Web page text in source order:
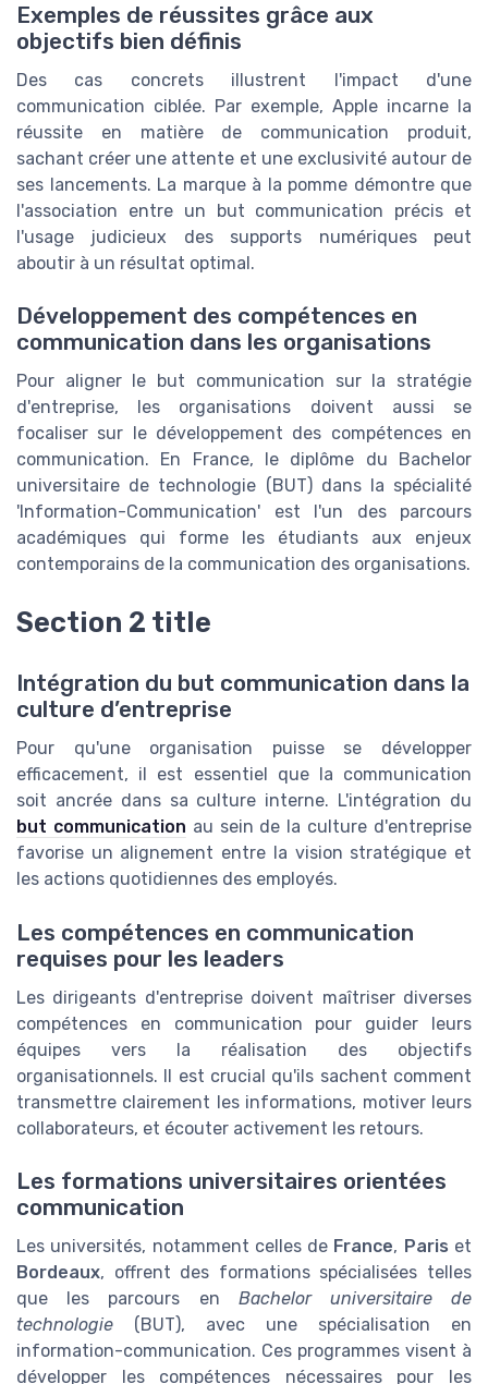
Exemples de réussites grâce aux
objectifs bien définis
Des cas concrets illustrent l'impact d'une
communication ciblée. Par exemple, Apple incarne la
réussite en matière de communication produit,
sachant créer une attente et une exclusivité autour de
ses lancements. La marque à la pomme démontre que
l'association entre un but communication précis et
l'usage judicieux des supports numériques peut
aboutir à un résultat optimal.
Développement des compétences en
communication dans les organisations
Pour aligner le but communication sur la stratégie
d'entreprise, les organisations doivent aussi se
focaliser sur le développement des compétences en
communication. En France, le diplôme du Bachelor
universitaire de technologie (BUT) dans la spécialité
'Information-Communication' est l'un des parcours
académiques qui forme les étudiants aux enjeux
contemporains de la communication des organisations.
Section 2 title
Intégration du but communication dans la
culture d’entreprise
Pour qu'une organisation puisse se développer
efficacement, il est essentiel que la communication
soit ancrée dans sa culture interne. L'intégration du
but communication au sein de la culture d'entreprise
favorise un alignement entre la vision stratégique et
les actions quotidiennes des employés.
Les compétences en communication
requises pour les leaders
Les dirigeants d'entreprise doivent maîtriser diverses
compétences en communication pour guider leurs
équipes vers la réalisation des objectifs
organisationnels. Il est crucial qu'ils sachent comment
transmettre clairement les informations, motiver leurs
collaborateurs, et écouter activement les retours.
Les formations universitaires orientées
communication
Les universités, notamment celles de France, Paris et
Bordeaux, offrent des formations spécialisées telles
que les parcours en Bachelor universitaire de
technologie (BUT), avec une spécialisation en
information-communication. Ces programmes visent à
développer les compétences nécessaires pour les